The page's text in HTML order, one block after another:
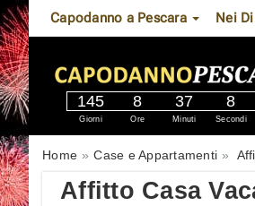
Capodanno a Pescara Nei
145
Giorni
8
Ore
37
Minuti
7
Secondi
Home Case e Appartamenti
Affitto Casa